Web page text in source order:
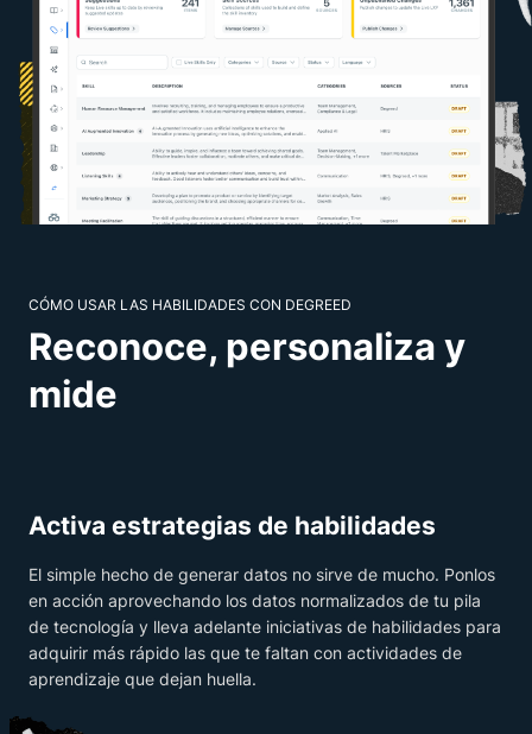
CÓMO USAR LAS HABILIDADES CON DEGREED
Reconoce, personaliza y
mide
Activa estrategias de habilidades
El simple hecho de generar datos no sirve de mucho. Ponlos
en acción aprovechando los datos normalizados de tu pila
de tecnología y lleva adelante iniciativas de habilidades para
adquirir más rápido las que te faltan con actividades de
aprendizaje que dejan huella.